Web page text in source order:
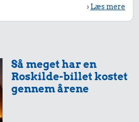
› Læs mere
Så meget har en
Roskilde-billet kostet
gennem årene